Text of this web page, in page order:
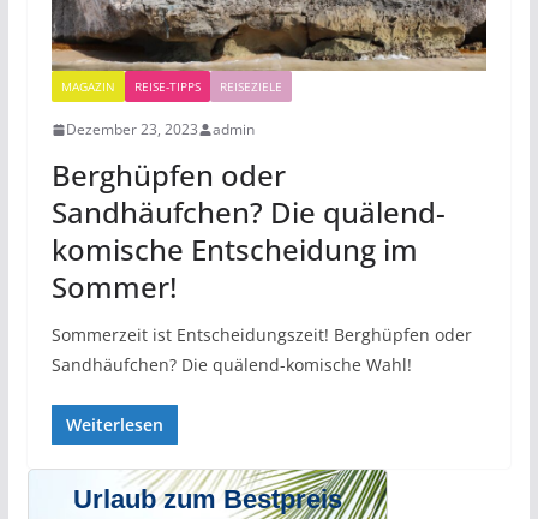
MAGAZIN REISE-TIPPS REISEZIELE
Dezember 23, 2023 admin
Berghüpfen oder
Sandhäufchen? Die quälend-
komische Entscheidung im
Sommer!
Sommerzeit ist Entscheidungszeit! Berghüpfen oder
Sandhäufchen? Die quälend-komische Wahl!
Weiterlesen
Urlaub zum Bestpreis